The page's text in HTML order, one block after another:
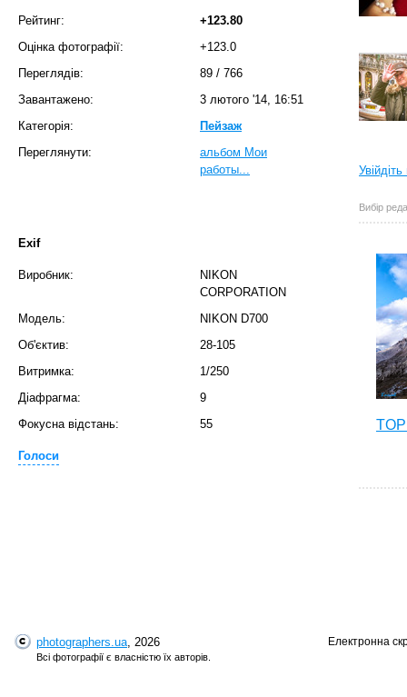
Рейтинг:
+123.80
Оцінка фотографії:
+123.0
Переглядів:
89 / 766
Завантажено:
3 лютого '14, 16:51
Категорія:
Пейзаж
Переглянути:
альбом Мои
работы...
Exif
Виробник:
NIKON
CORPORATION
Модель:
NIKON D700
Об'єктив:
28-105
Витримка:
1/250
Діафрагма:
9
Фокусна відстань:
55
Голоси
Вибір
photographers.ua, 2026
Всі фотографії є власністю їх авторів.
Електронна